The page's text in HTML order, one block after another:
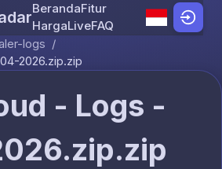
Skip to content
BerandaFitur
HargaLiveFAQ
logs /
2026.zip.zip
- Logs -